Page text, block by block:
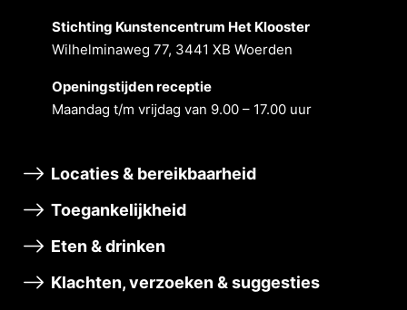
Stichting Kunstencentrum Het Klooster
Wilhelminaweg 77, 3441 XB Woerden
Openingstĳden receptie
Maandag t/m vrĳdag van 9.00 – 17.00 uur
Locaties & bereikbaarheid
Toegankelijkheid
Eten & drinken
Klachten, verzoeken & suggesties